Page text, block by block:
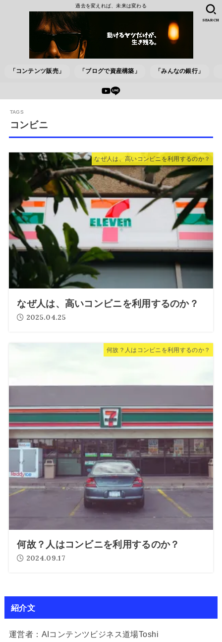
過去を変えれば、未来は変わる
「コンテンツ販売」 「ブログで資産構築」 「みんなの銀行」
SEARCH
コンビニ
なぜ人は、高いコンビニを利用するのか？
なぜ人は、高いコンビニを利用するのか？
2025.04.25
何故？人はコンビニを利用するのか？
何故？人はコンビニを利用するのか？
2024.09.17
紹介文
運営者：AIコンテンツビジネス道場Toshi